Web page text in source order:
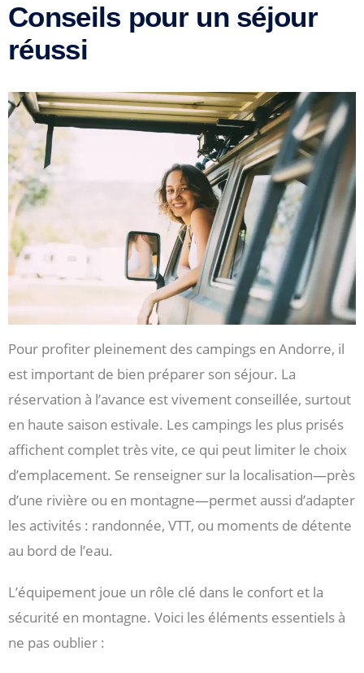
Conseils pour un séjour
réussi
Pour profiter pleinement des campings en Andorre, il
est important de bien préparer son séjour. La
réservation à l’avance est vivement conseillée, surtout
en haute saison estivale. Les campings les plus prisés
affichent complet très vite, ce qui peut limiter le choix
d’emplacement. Se renseigner sur la localisation—près
d’une rivière ou en montagne—permet aussi d’adapter
les activités : randonnée, VTT, ou moments de détente
au bord de l’eau.
L’équipement joue un rôle clé dans le confort et la
sécurité en montagne. Voici les éléments essentiels à
ne pas oublier :